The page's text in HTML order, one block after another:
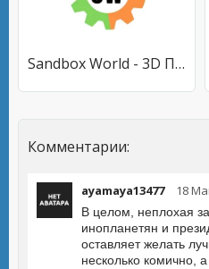
Sandbox World - 3D Песочница
Комментарии:
ayamaya13477 18
В целом, неплохая
инопланетян и
оставляет желать
несколько комично,